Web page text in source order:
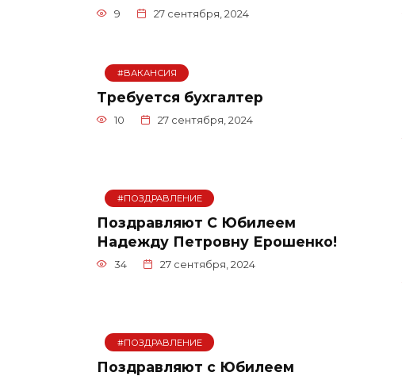
9 27 сентября, 2024
#ВАКАНСИЯ
Требуется бухгалтер
10 27 сентября, 2024
#ПОЗДРАВЛЕНИЕ
Поздравляют С Юбилеем
Надежду Петровну Ерошенко!
34 27 сентября, 2024
#ПОЗДРАВЛЕНИЕ
Поздравляют с Юбилеем